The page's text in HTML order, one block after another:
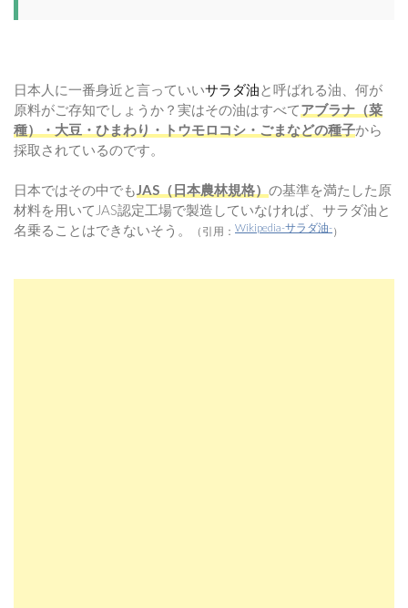
日本人に一番身近と言っていいサラダ油と呼ばれる油、何が
原料がご存知でしょうか？実はその油はすべてアブラナ（菜
種）・大豆・ひまわり・トウモロコシ・ごまなどの種子から
採取されているのです。
日本ではその中でもJAS（日本農林規格） の基準を満たした原
材料を用いてJAS認定工場で製造していなければ、サラダ油と
名乗ることはできないそう。
（引用： Wikipedia-サラダ油-）